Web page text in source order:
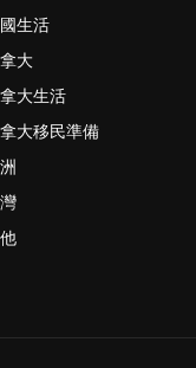
生活
大
大生活
大移民準備